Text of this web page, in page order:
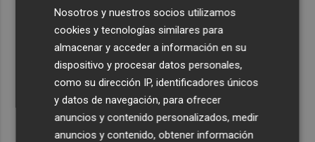
Últimas Noticias
Levantan el confinamiento del municipio castellonense
de Sierra Engarcerán por el incendio
Juan Tallón, Marta Jiménez Serrano o Juan Evaristo Valls
Boix, protagonistas de la programación de agosto de
Entre Libros en Benicàssim
Nosotros y nuestros socios utilizamos
cookies y tecnologías similares para
almacenar y acceder a información en su
dispositivo y procesar datos personales,
como su dirección IP, identificadores únicos
y datos de navegación, para ofrecer
anuncios y contenido personalizados, medir
anuncios y contenido, obtener información